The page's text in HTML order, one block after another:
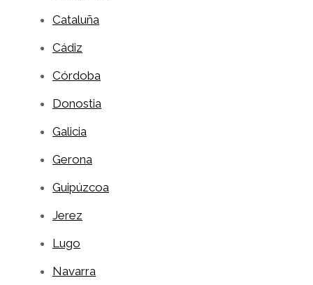
Cataluña
Cádiz
Córdoba
Donostia
Galicia
Gerona
Guipúzcoa
Jerez
Lugo
Navarra